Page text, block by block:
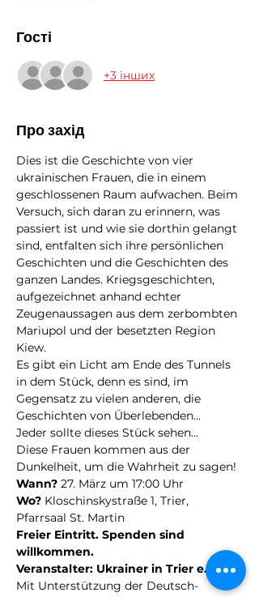
Гості
+3 інших
Про захід
Dies ist die Geschichte von vier
ukrainischen Frauen, die in einem
geschlossenen Raum aufwachen. Beim
Versuch, sich daran zu erinnern, was
passiert ist und wie sie dorthin gelangt
sind, entfalten sich ihre persönlichen
Geschichten und die Geschichten des
ganzen Landes. Kriegsgeschichten,
aufgezeichnet anhand echter
Zeugenaussagen aus dem zerbombten
Mariupol und der besetzten Region
Kiew.
Es gibt ein Licht am Ende des Tunnels
in dem Stück, denn es sind, im
Gegensatz zu vielen anderen, die
Geschichten von Überlebenden...
Jeder sollte dieses Stück sehen...
Diese Frauen kommen aus der
Dunkelheit, um die Wahrheit zu sagen!
Wann? 27. März um 17:00 Uhr
Wo? Kloschinskystraße 1, Trier,
Pfarrsaal St. Martin
Freier Eintritt. Spenden sind
willkommen.
Veranstalter: Ukrainer in Trier e.V
Mit Unterstützung der Deutsch-